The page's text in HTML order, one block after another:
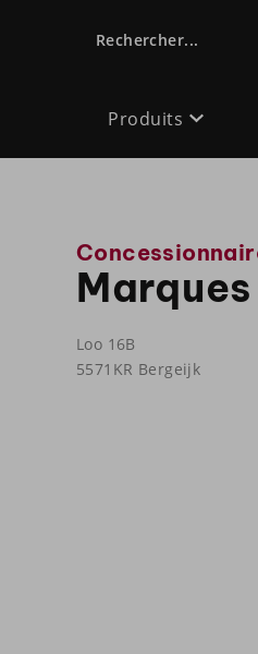
Rechercher...
Produits
Loo 16B
5571KR Bergeijk